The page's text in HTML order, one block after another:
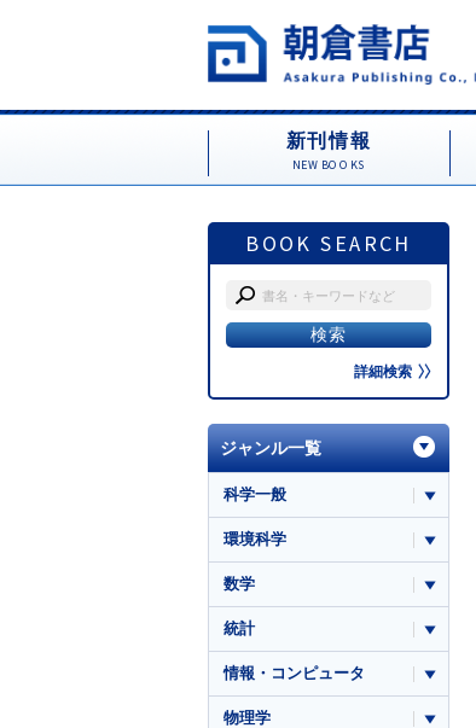
新刊情報
NEW BOOKS
BOOK SEARCH
詳細検索
ジャンル一覧
科学一般
環境科学
数学
統計
情報・コンピュータ
物理学